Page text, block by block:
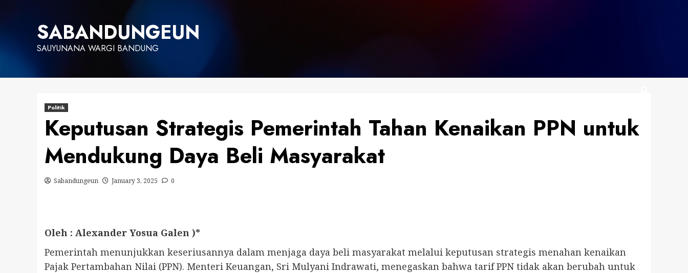
SABANDUNGEUN
SAUYUNANA WARGI BANDUNG
Politik
Keputusan Strategis Pemerintah Tahan Kenaikan PPN untuk
Mendukung Daya Beli Masyarakat
Sabandungeun January 3, 2025 0
Oleh : Alexander Yosua Galen )*
Pemerintah menunjukkan keseriusannya dalam menjaga daya beli masyarakat melalui keputusan strategis menahan kenaikan
Pajak Pertambahan Nilai (PPN). Menteri Keuangan, Sri Mulyani Indrawati, menegaskan bahwa tarif PPN tidak akan berubah untuk